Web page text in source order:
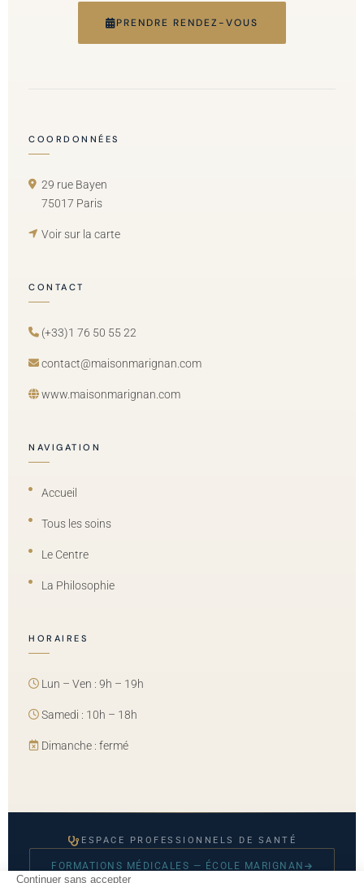
PRENDRE RENDEZ-VOUS
COORDONNÉES
29 rue Bayen
75017 Paris
Voir sur la carte
CONTACT
(+33)1 76 50 55 22
contact@maisonmarignan.com
www.maisonmarignan.com
NAVIGATION
Accueil
Tous les soins
Le Centre
La Philosophie
HORAIRES
Lun – Ven : 9h – 19h
Samedi : 10h – 18h
Dimanche : fermé
ESPACE PROFESSIONNELS DE SANTÉ
FORMATIONS MÉDICALES — ÉCOLE MARIGNAN